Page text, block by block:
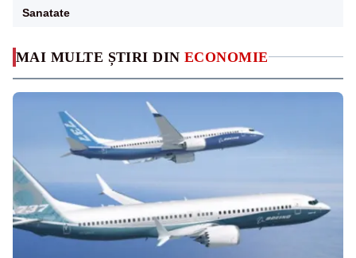
MAI MULTE ȘTIRI DIN ECONOMIE
Sanatate